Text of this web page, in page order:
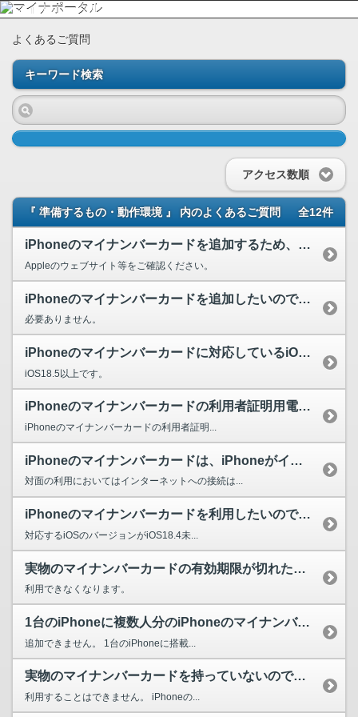
よくあるご質問
キーワード検索
アクセス数順
『 準備するもの・動作環境 』 内のよくあるご質問 全12件
iPhoneのマイナンバーカードを追加するため、iPhoneのマイナンバーカードに対応している...
Appleのウェブサイト等をご確認ください。
iPhoneのマイナンバーカードを追加したいのですが、ICカードリーダライタは必要ですか。
必要ありません。
iPhoneのマイナンバーカードに対応しているiOSのバージョンを教えてください。
iOS18.5以上です。
iPhoneのマイナンバーカードの利用者証明用電子証明書と署名用電子証明書を、それぞれ別のiP...
iPhoneのマイナンバーカードの利用者証明...
iPhoneのマイナンバーカードは、iPhoneがインターネットに接続していない状態でも利用で...
対面の利用においてはインターネットへの接続は...
iPhoneのマイナンバーカードを利用したいのですが、対応機種に入っていません。いつ対応される...
対応するiOSのバージョンがiOS18.4未...
実物のマイナンバーカードの有効期限が切れた場合、iPhoneのマイナンバーカードは利用できなく...
利用できなくなります。
1台のiPhoneに複数人分のiPhoneのマイナンバーカードを追加することはできますか。
追加できません。 1台のiPhoneに搭載...
実物のマイナンバーカードを持っていないのですが、iPhoneのマイナンバーカードを利用すること...
利用することはできません。 iPhoneの...